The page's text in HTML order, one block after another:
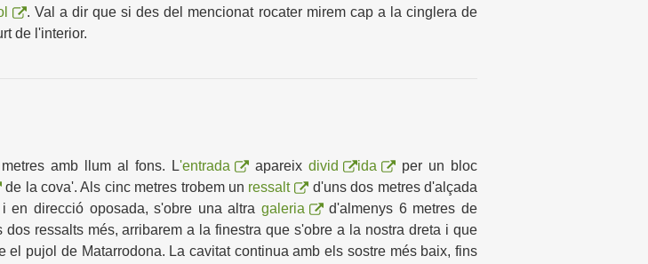
. Val a dir que si des del mencionat rocater mirem cap a la cinglera de
de l'interior.
amb llum al fons. L'entrada apareix divid ida per un bloc
de la cova'.Als cinc metres trobem un ressalt
d'uns dos metres d'alçada
en direcció oposada, s'obre una altra galeria
d'almenys 6 metres de
ressalts més, arribarem a la finestra que s'obre a la nostra dreta i que
pujol de Matarrodona. La cavitat continua amb els sostre més baix, fins